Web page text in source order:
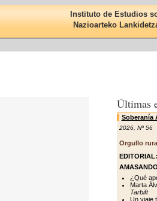
Instituto de Estudios
Nazioarteko
Últimas
Soberanía
2026, Nº 56
Orgullo
EDITORIAL:
¿Qué
Marta
Tarbift
Un viaje